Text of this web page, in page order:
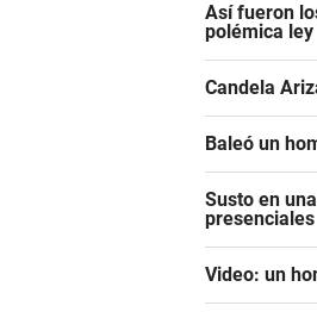
Así fueron
polémica ley
Candela
Baleó un
Susto en
presenciales
Video: un